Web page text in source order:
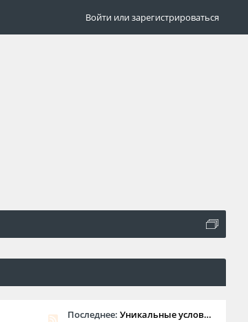
Последнее: Уникальные условия замены тормозных колодок и дисков
Войти или зарегистрироваться